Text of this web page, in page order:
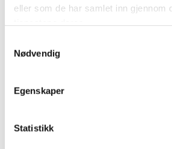
eller som de har samlet inn gjennom
Nødvendig
Egenskaper
Statistikk
kr7,007.50